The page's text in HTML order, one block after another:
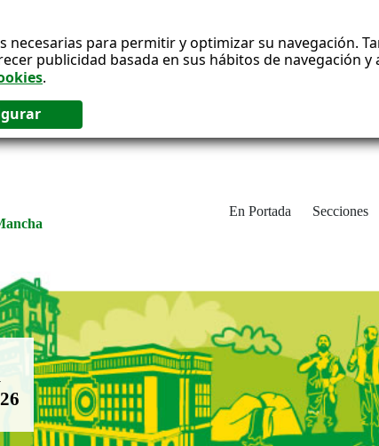
necesarias para permitir y optimizar su navegación.
publicidad basada en sus hábitos de navegación
.
En Portada Secciones